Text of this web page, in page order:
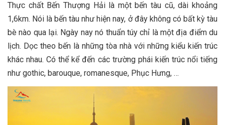
Thực chất Bến Thượng Hải là một bến tàu cũ, dài khoảng
1,6km. Nói là bến tàu như hiện nay, ở đây không có bất kỳ tàu
bè nào qua lại. Ngày nay nó thuẩn túy chỉ là một địa điểm du
lịch. Dọc theo bến là những tòa nhà với những kiểu kiến trúc
khác nhau. Có thể kể đến các trường phái kiến trúc nổi tiếng
như gothic, barouque, romanesque, Phục Hưng, …